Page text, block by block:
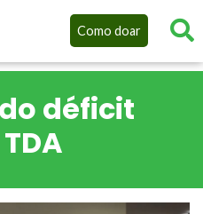
Como doar
déficit